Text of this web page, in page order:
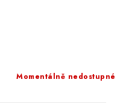
Momentálně nedostupné